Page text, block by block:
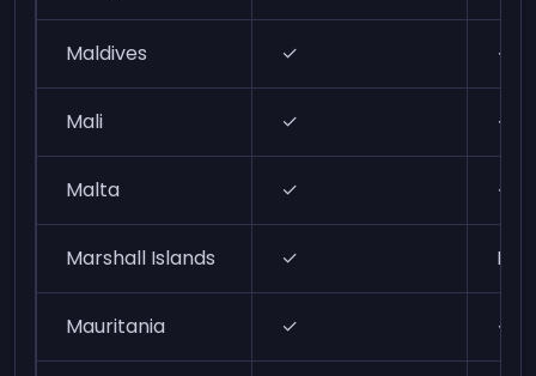
Maldives ✓ ✓
Mali ✓ ✓
Malta ✓ ✓
Marshall Islands ✓ N/A
Mauritania ✓ ✓